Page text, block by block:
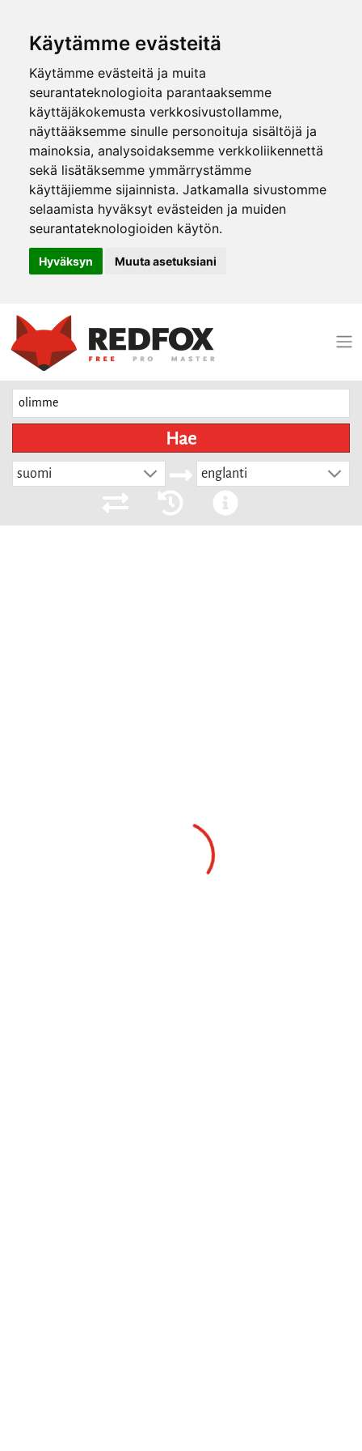
Käytämme evästeitä
Käytämme evästeitä ja muita
seurantateknologioita parantaaksemme
käyttäjäkokemusta verkkosivustollamme,
näyttääksemme sinulle personoituja sisältöjä ja
mainoksia, analysoidaksemme verkkoliikennettä
sekä lisätäksemme ymmärrystämme
käyttäjiemme sijainnista. Jatkamalla sivustomme
selaamista hyväksyt evästeiden ja muiden
seurantateknologioiden käytön.
Hyväksyn Muuta asetuksiani
Hae
suomi englanti